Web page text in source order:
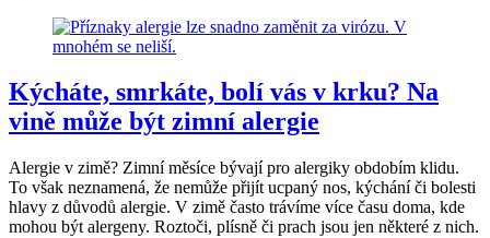
Kýcháte, smrkáte, bolí vás v krku? Na
vině může být zimní alergie
Alergie v zimě? Zimní měsíce bývají pro alergiky obdobím klidu.
To však neznamená, že nemůže přijít ucpaný nos, kýchání či bolesti
hlavy z důvodů alergie. V zimě často trávíme více času doma, kde
mohou být alergeny. Roztoči, plísně či prach jsou jen některé z nich.